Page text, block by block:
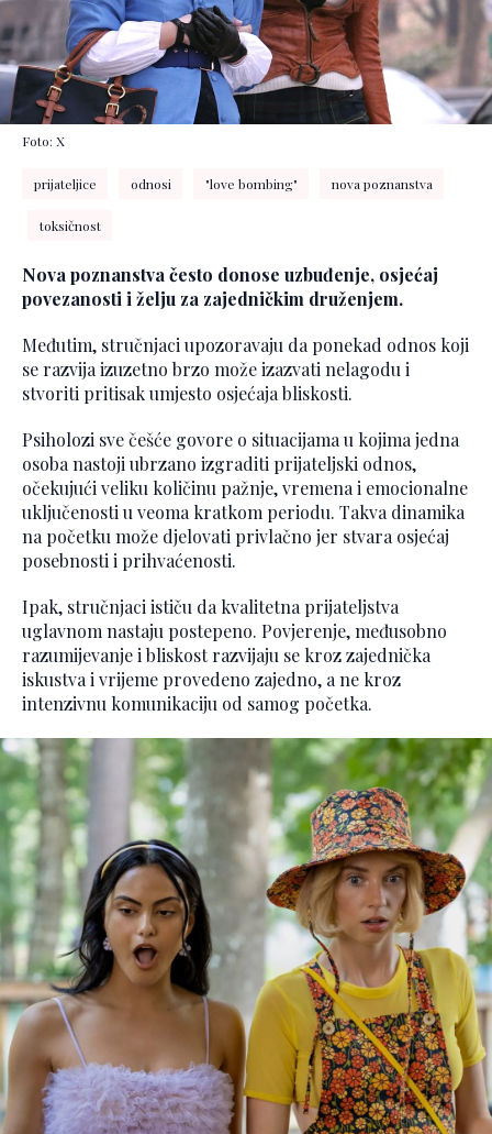
Foto: X
prijateljice odnosi "love bombing" nova poznanstva
toksičnost
Nova poznanstva često donose uzbuđenje, osjećaj
povezanosti i želju za zajedničkim druženjem.
Međutim, stručnjaci upozoravaju da ponekad odnos koji
se razvija izuzetno brzo može izazvati nelagodu i
stvoriti pritisak umjesto osjećaja bliskosti.
Psiholozi sve češće govore o situacijama u kojima jedna
osoba nastoji ubrzano izgraditi prijateljski odnos,
očekujući veliku količinu pažnje, vremena i emocionalne
uključenosti u veoma kratkom periodu. Takva dinamika
na početku može djelovati privlačno jer stvara osjećaj
posebnosti i prihvaćenosti.
Ipak, stručnjaci ističu da kvalitetna prijateljstva
uglavnom nastaju postepeno. Povjerenje, međusobno
razumijevanje i bliskost razvijaju se kroz zajednička
iskustva i vrijeme provedeno zajedno, a ne kroz
intenzivnu komunikaciju od samog početka.